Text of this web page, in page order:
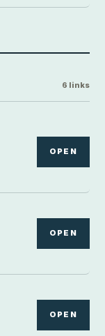
6 links
OPEN
OPEN
OPEN